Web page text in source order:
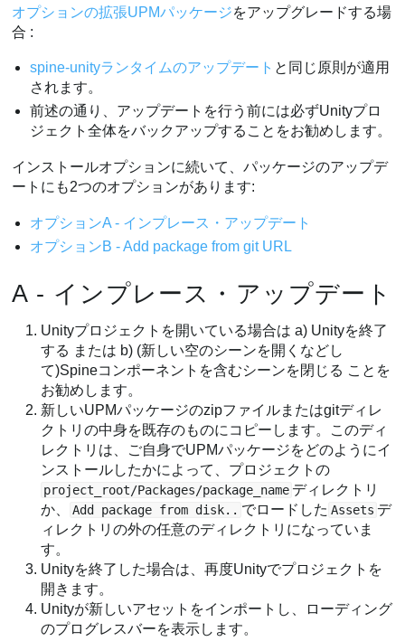
オプションの拡張UPMパッケージをアップグレードする場
合 :
spine-unityランタイムのアップデート と同じ原則が適用
されます。
前述の通り、アップデートを行う前には必ずUnityプロ
ジェクト全体をバックアップすることをお勧めします。
インストールオプションに続いて、パッケージのアップデ
ートにも2つのオプションがあります:
オプションA - インプレース・アップデート
オプションB - Add package from git URL
A - インプレース・アップデート
Unityプロジェクトを開いている場合は a) Unityを終了
する または b) (新しい空のシーンを開くなどし
て)Spineコンポーネントを含むシーンを閉じる ことを
お勧めします。
新しいUPMパッケージのzipファイルまたはgitディレ
クトリの中身を既存のものにコピーします。このディ
レクトリは、ご自身でUPMパッケージをどのようにイ
ンストールしたかによって、プロジェクトの
project_root/Packages/package_name ディレクトリ
か、
Add package from disk.. でロードした Assets デ
ィレクトリの外の任意のディレクトリになっていま
す。
Unityを終了した場合は、再度Unityでプロジェクトを
開きます。
Unityが新しいアセットをインポートし、ローディング
のプログレスバーを表示します。